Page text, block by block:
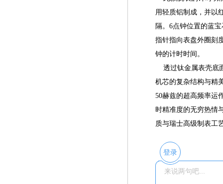
用轻质铝制成，并以
隔。6点钟位置的蓝
指针指向表盘外圈刻
钟的计时时间。
透过钛金属表壳底
机芯的复杂结构与精
50赫兹的超高频率运
时精准度的无穷热情
质与瑞士高级制表工
登录